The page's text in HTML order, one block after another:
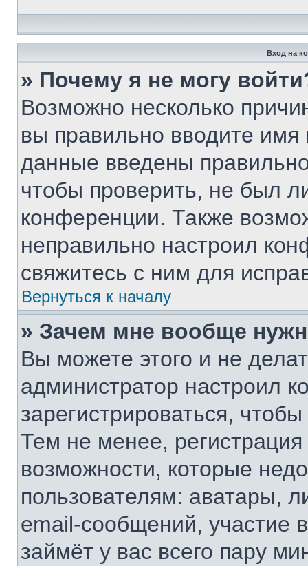
Вход на
» Почему я не могу
Возможно несколько
вы правильно вводите имя
данные введены
чтобы проверить, не был
конференции. Также
неправильно настроил
свяжитесь с ним для
Вернуться к началу
» Зачем мне вообще
Вы можете этого и не
администратор настроил
зарегистрироваться,
Тем не менее,
возможности, которые
пользователям: аватары,
email-сообщений, участие
займёт у вас всего пару